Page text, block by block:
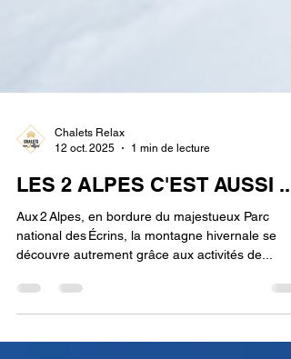
12 oct. 2025
1 min de lecture
LES 2 ALPES C'EST AUSSI ...
Aux 2 Alpes, en bordure du majestueux Parc
découvre autrement grâce aux activités de...